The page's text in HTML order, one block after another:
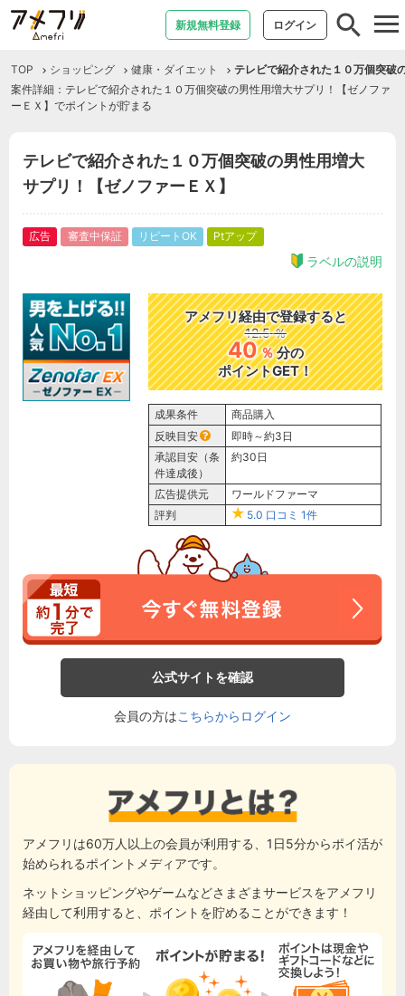
新規無料登録 ログイン
TOP ショッピング 健康・ダイエット
テレビで紹介された１０万個突破
案件詳細：テレビで紹介された１０万個突破の男性用増大サプリ！【ゼノファ
ーＥＸ】でポイントが貯まる
テレビで紹介された１０万個突破の男性用増大
サプリ！【ゼノファーＥＸ】
広告 審査中保証 リピートOK Ptアップ
ラベルの説明
アメフリ経由で登録すると
12.5 ％
40％分の
ポイントGET！
成果条件
商品購入
反映目安
即時～約3日
承認目安（条
件達成後）
約30日
広告提供元
ワールドファーマ
評判
5.0 口コミ 1件
公式サイトを確認
会員の方はこちらからログイン
アメフリは60万人以上の会員が利用する、1日5分からポイ活が
始められるポイントメディアです。
ネットショッピングやゲームなどさまざまサービスをアメフリ
経由して利用すると、ポイントを貯めることができます！